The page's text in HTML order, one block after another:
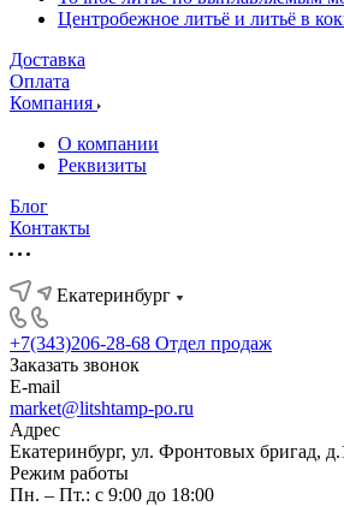
Центробежное литьё и литьё в
Доставка
Оплата
Компания
О компании
Реквизиты
Блог
Контакты
Екатеринбург
+7(343)206-28-68 Отдел продаж
Заказать звонок
E-mail
market@litshtamp-po.ru
Адрес
Екатеринбург, ул. Фронтовых бригад,
Режим работы
Пн. – Пт.: с 9:00 до 18:00